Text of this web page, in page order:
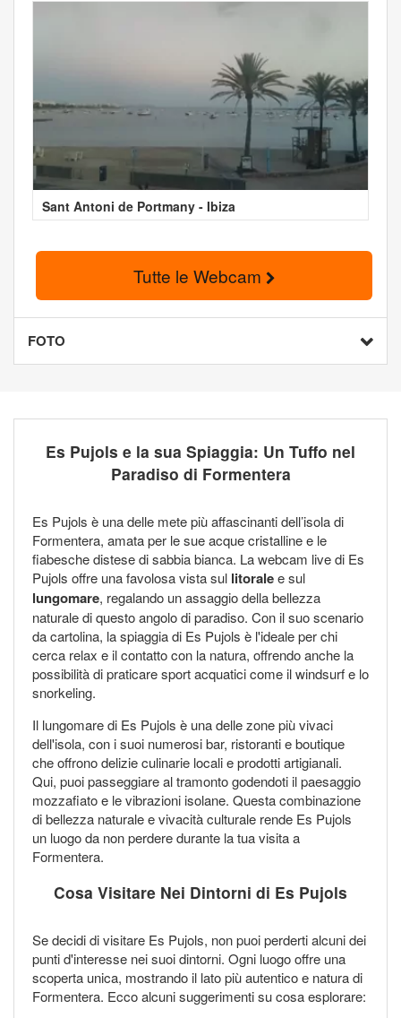
Sant Antoni de Portmany - Ibiza
Tutte le Webcam
FOTO
Es Pujols e la sua Spiaggia: Un Tuffo nel
Paradiso di Formentera
Es Pujols è una delle mete più affascinanti dell’isola di
Formentera, amata per le sue acque cristalline e le
fiabesche distese di sabbia bianca. La webcam live di Es
Pujols offre una favolosa vista sul litoralee sul
lungomare, regalando un assaggio della bellezza
naturale di questo angolo di paradiso. Con il suo scenario
da cartolina, la spiaggia di Es Pujols è l'ideale per chi
cerca relax e il contatto con la natura, offrendo anche la
possibilità di praticare sport acquatici come il windsurf e lo
snorkeling.
Il lungomare di Es Pujols è una delle zone più vivaci
dell'isola, con i suoi numerosi bar, ristoranti e boutique
che offrono delizie culinarie locali e prodotti artigianali.
Qui, puoi passeggiare al tramonto godendoti il paesaggio
mozzafiato e le vibrazioni isolane. Questa combinazione
di bellezza naturale e vivacità culturale rende Es Pujols
un luogo da non perdere durante la tua visita a
Formentera.
Cosa Visitare Nei Dintorni di Es Pujols
Se decidi di visitare Es Pujols, non puoi perderti alcuni dei
punti d'interesse nei suoi dintorni. Ogni luogo offre una
scoperta unica, mostrando il lato più autentico e natura di
Formentera. Ecco alcuni suggerimenti su cosa esplorare: